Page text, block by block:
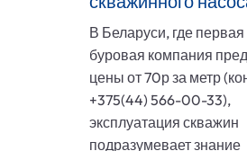
В Беларуси, где первая
буровая компания
цены от 70р за метр
+375(44) 566-00-33),
эксплуатация скважин
подразумевает знание